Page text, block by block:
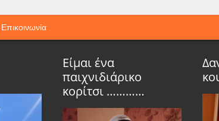
Επικοινωνία
Είμαι ένα
παιχνιδιάρικο
κορίτσι …………